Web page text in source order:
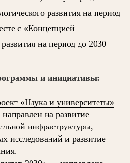
развития на период
с «Концепцией
развития на период до 2030
и инициативы:
«Наука и университеты»
на развитие
инфраструктуры,
исследований и развитие